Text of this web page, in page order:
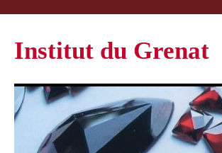
Institut du Grenat